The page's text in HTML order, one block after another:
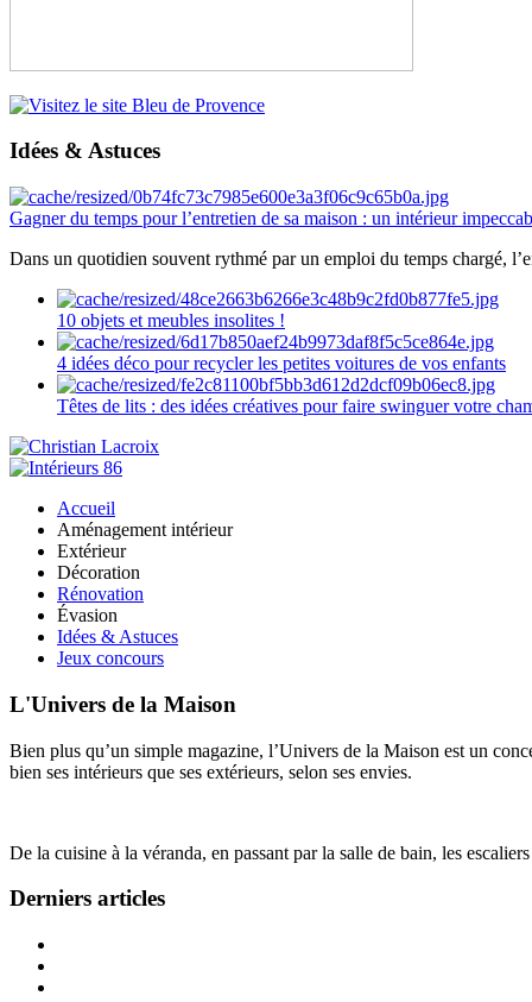
Idées & Astuces
Gagner du temps pour l’entretien de sa maison : un intérieur
Dans un quotidien souvent rythmé par un emploi du temps chargé,
10 objets et meubles insolites !
4 idées déco pour recycler les petites voitures de vos enfants
Têtes de lits : des idées créatives pour faire swinguer votre
Accueil
Aménagement intérieur
Extérieur
Décoration
Rénovation
Évasion
Idées & Astuces
Jeux concours
L'Univers de la Maison
Bien plus qu’un simple magazine, l’Univers de la Maison est un
bien ses intérieurs que ses extérieurs, selon ses envies.
De la cuisine à la véranda, en passant par la salle de bain, les
Derniers articles